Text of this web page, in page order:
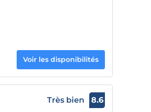
Voir les disponibilités
Très bien 8.6